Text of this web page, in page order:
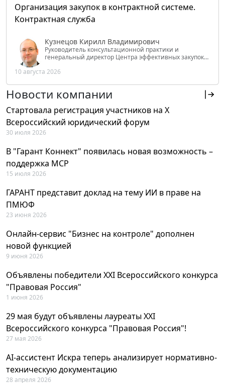
Организация закупок в контрактной системе.
Контрактная служба
Кузнецов Кирилл Владимирович
Руководитель консультационной практики и
генеральный директор Центра эффективных закупок
РФ
10 августа 2026
Новости компании
Стартовала регистрация участников на X
Всероссийский юридический форум
30 июля 2026
В "Гарант Коннект" появилась новая возможность –
поддержка MCP
15 июля 2026
ГАРАНТ представит доклад на тему ИИ в праве на
ПМЮФ
23 июня 2026
Онлайн-сервис "Бизнес на контроле" дополнен
новой функцией
9 июня 2026
Объявлены победители XXI Всероссийского конкурса
"Правовая Россия"
1 июня 2026
29 мая будут объявлены лауреаты XXI
Всероссийского конкурса "Правовая Россия"!
27 мая 2026
AI-ассистент Искра теперь анализирует нормативно-
техническую документацию
28 апреля 2026